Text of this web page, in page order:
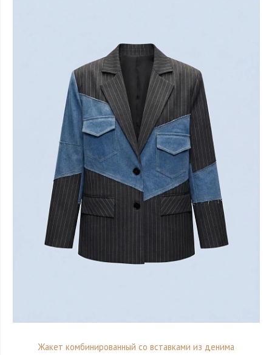
Жакет комбинированный со вставками из денима